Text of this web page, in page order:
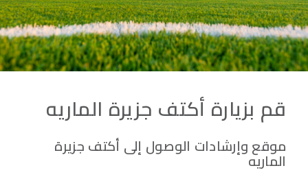
قم بزيارة أكتف جزيرة الماريه
موقع وإرشادات الوصول إلى أكتف جزيرة
الماريه